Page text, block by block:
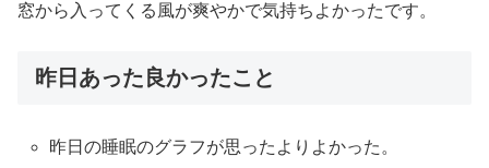
窓から入ってくる風が爽やかで気持ちよかったです。
昨日あった良かったこと
昨日の睡眠のグラフが思ったよりよかった。